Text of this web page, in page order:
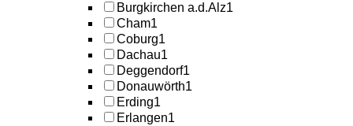
Burgkirchen a.d.Alz1
Cham1
Coburg1
Dachau1
Deggendorf1
Donauwörth1
Erding1
Erlangen1